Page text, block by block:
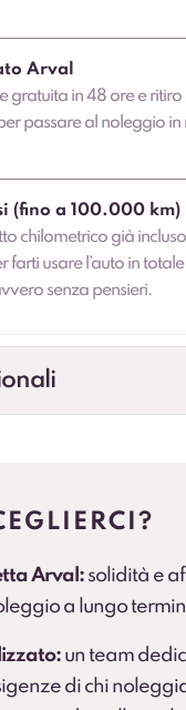
Arval
gratuita in 48 ore e ritiro
passare al noleggio
(fino a 100.000 km)
chilometrico già
farti usare l’auto in
senza pensieri.
e, dove
una gestione
Arval: solidità e
a lungo
un team
di chi